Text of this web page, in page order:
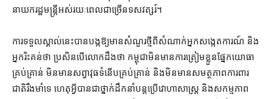
នាយករដ្ឋមន្ត្រី​អស់​រយៈពេល​ជាច្រើន​ទសវត្សរ៍។
ការ​ទទួល​ស្គាល់​នេះ​បាន​បង្ក​ឱ្យ​មាន​សំណួរ​ថ្មី​ពី​សំណាក់​អ្នកសង្កេតការណ៍ និង​
អ្នក​រិះគន់​ថា ប្រសិនបើ​លោក​ដឹង​ថា កម្ពុជា​មិន​មាន​ការ​ត្រៀមខ្លួន​ផ្នែក​យោធា​
គ្រប់គ្រាន់ មិន​មាន​សព្វាវុធ​ទំនើប​គ្រប់គ្រាន់ និង​មិន​មាន​សមត្ថភាព​ការពារ​
ជាតិ​រឹងមាំ​ទេ ហេតុអ្វី​បានជា​ថ្នាក់ដឹកនាំ​បន្ត​ប្រើ​វោហា​សាស្ត្រ និង​សកម្មភាព​